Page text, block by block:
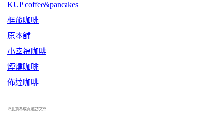
KUP coffee&pancakes
框旅咖啡
原本舖
小幸福咖啡
煙燻咖啡
佈達咖啡
※此篇為成真邀訪文※